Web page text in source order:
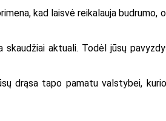
kad laisvė reikalauja
skaudžiai aktuali. Todėl jūsų
drąsa tapo pamatu valstybei,